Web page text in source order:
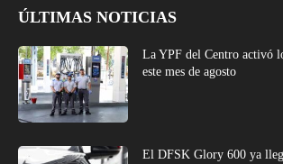
ÚLTIMAS NOTICIAS
La YPF del Centro activó
este mes de agosto
El DFSK Glory 600 ya